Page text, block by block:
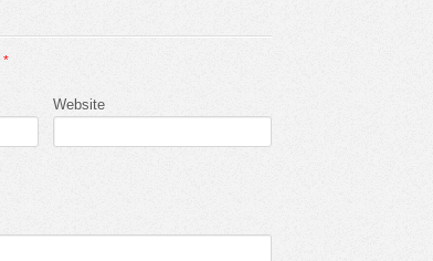
*
Website